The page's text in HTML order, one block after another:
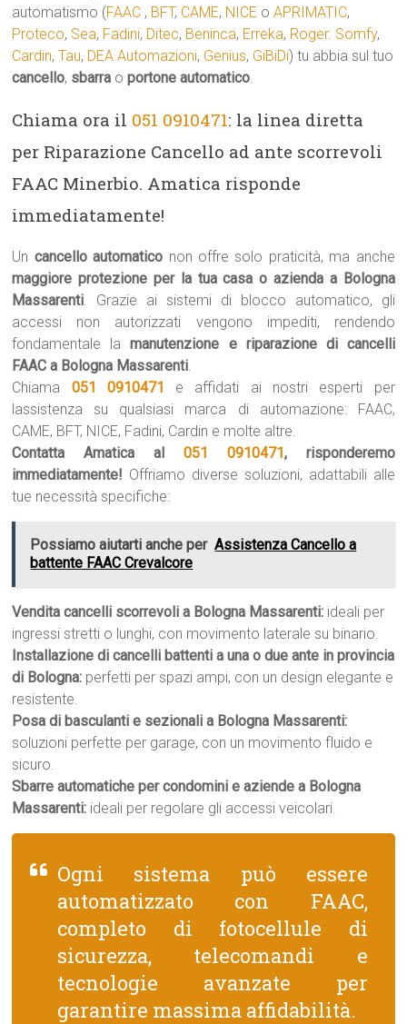
automatismo (FAAC , BFT, CAME, NICE oAPRIMATIC,
Proteco, Sea, Fadini, Ditec, Beninca, Erreka, Roger. Somfy,
Cardin,Tau, DEA Automazioni, Genius, GiBiDi) tu abbia sul tuo
cancello, sbarra oportone automatico.
Chiama ora il 051 0910471: la linea diretta
per Riparazione Cancello ad ante scorrevoli
FAAC Minerbio. Amatica risponde
immediatamente!
Un cancello automatico non offre solo praticità, ma anche
maggiore protezione per la tua casa o azienda a Bologna
Massarenti. Grazie ai sistemi di blocco automatico, gli
accessi non autorizzati vengono impediti, rendendo
fondamentale lamanutenzione e riparazione di cancelli
FAAC a Bologna Massarenti.
Chiama 051 0910471
e affidati ai nostri esperti per
lassistenza su qualsiasi marca di automazione: FAAC,
CAME, BFT, NICE, Fadini, Cardin e molte altre.
Contatta Amatica al 051 0910471, risponderemo
immediatamente! Offriamo diverse soluzioni, adattabili alle
tue necessità specifiche:
Possiamo aiutarti anche per Assistenza Cancello a
battente FAAC Crevalcore
Vendita cancelli scorrevoli a Bologna Massarenti: ideali per
ingressi stretti o lunghi, con movimento laterale su binario.
Installazione di cancelli battenti a una o due ante in provincia
di Bologna: perfetti per spazi ampi, con un design elegante e
resistente.
Posa di basculanti e sezionali a Bologna Massarenti:
soluzioni perfette per garage, con un movimento fluido e
sicuro.
Sbarre automatiche per condomini e aziende a Bologna
Massarenti: ideali per regolare gli accessi veicolari.
Ogni sistema può essere
automatizzato con FAAC,
completo di fotocellule di
sicurezza, telecomandi e
tecnologie avanzate per
garantire massima affidabilità.